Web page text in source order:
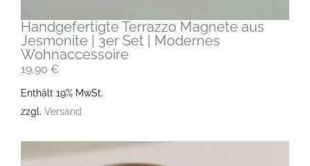
Handgefertigte Terrazzo Magnete aus
Jesmonite | 3er Set | Modernes
Wohnaccessoire
19,90 €
Enthält 19% MwSt.
zzgl. Versand